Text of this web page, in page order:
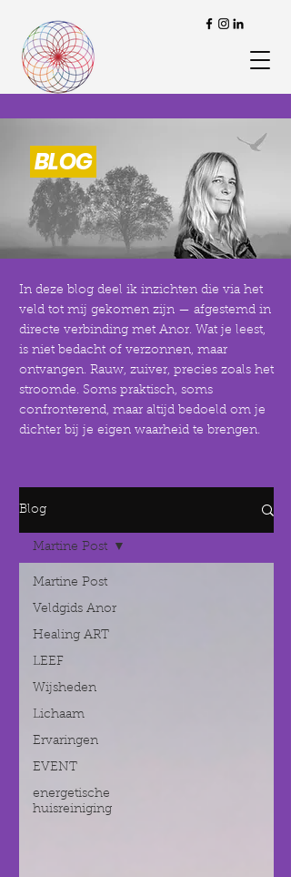
BLOG
In deze blog deel ik inzichten die via het
veld tot mij gekomen zijn — afgestemd in
directe verbinding met Anor. Wat je leest,
is niet bedacht of verzonnen, maar
ontvangen. Rauw, zuiver, precies zoals het
stroomde. Soms praktisch, soms
confronterend, maar altijd bedoeld om je
dichter bij je eigen waarheid te brengen.
Blog
Martine Post
Veldgids Anor
Healing ART
LEEF
Wijsheden
Lichaam
Ervaringen
EVENT
energetische
huisreiniging
Martine Post